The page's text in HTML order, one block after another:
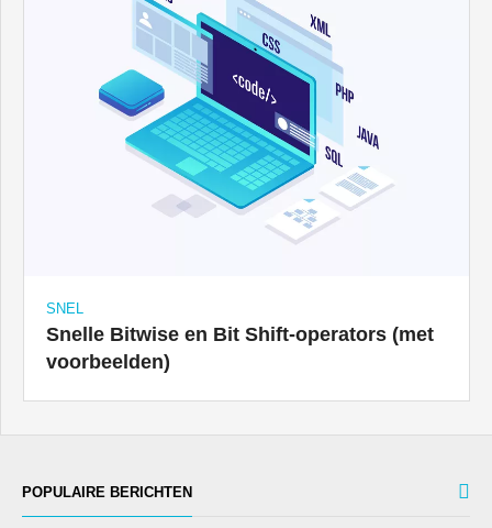
SNEL
Snelle Bitwise en Bit Shift-operators (met
voorbeelden)
POPULAIRE BERICHTEN